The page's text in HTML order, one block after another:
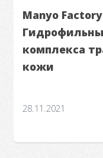
Manyo
комплекса
кожи
28.11.2021